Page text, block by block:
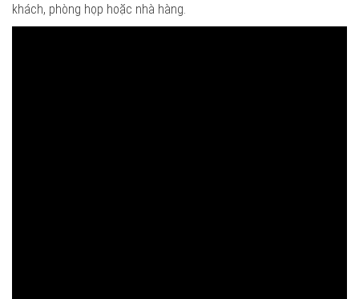
khách, phòng họp hoặc nhà hàng.